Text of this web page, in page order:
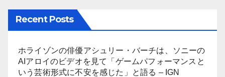
Recent Posts
ホライゾンの俳優アシュリー・バーチは、ソニーの
AIアロイのビデオを見て「ゲームパフォーマンスと
いう芸術形式に不安を感じた」と語る – IGN